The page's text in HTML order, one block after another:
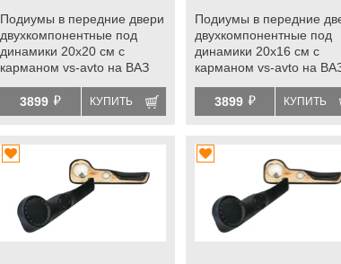
Подиумы в передние двери
двухкомпонентные под
динамики 20х20 см с
карманом vs-avto на ВАЗ
электростеклоподъемниками
3899 й КУПИТЬ
Подиумы в передние
двухкомпонентные под
динамики 20х16 см с
карманом vs-avto на
3899 й КУПИТЬ